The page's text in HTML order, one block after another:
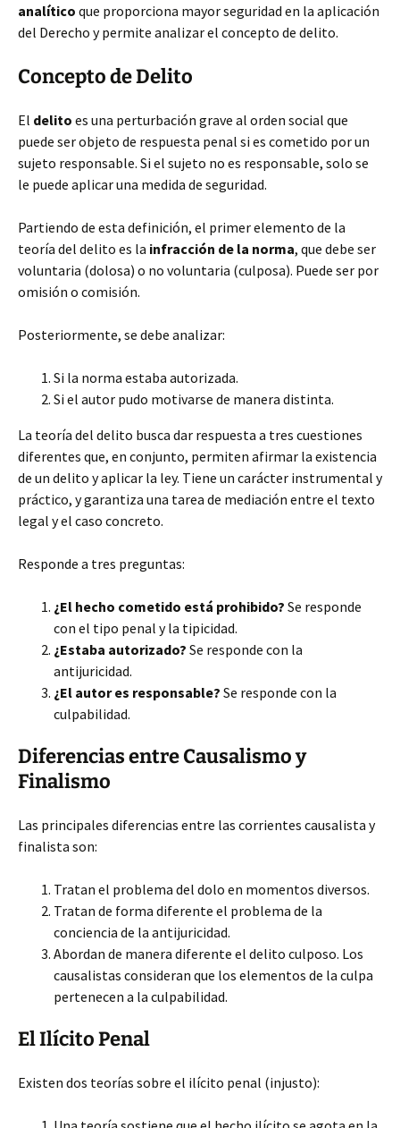
analítico que proporciona mayor seguridad en la aplicación
del Derecho y permite analizar el concepto de delito.
Concepto de Delito
El delito es una perturbación grave al orden social que
puede ser objeto de respuesta penal si es cometido por un
sujeto responsable. Si el sujeto no es responsable, solo se
le puede aplicar una medida de seguridad.
Partiendo de esta definición, el primer elemento de la
teoría del delito es la infracción de la norma, que debe ser
voluntaria (dolosa) o no voluntaria (culposa). Puede ser por
omisión o comisión.
Posteriormente, se debe analizar:
Si la norma estaba autorizada.
Si el autor pudo motivarse de manera distinta.
La teoría del delito busca dar respuesta a tres cuestiones
diferentes que, en conjunto, permiten afirmar la existencia
de un delito y aplicar la ley. Tiene un carácter instrumental y
práctico, y garantiza una tarea de mediación entre el texto
legal y el caso concreto.
Responde a tres preguntas:
¿El hecho cometido está prohibido? Se responde
con el tipo penal y la tipicidad.
¿Estaba autorizado? Se responde con la
antijuricidad.
¿El autor es responsable? Se responde con la
culpabilidad.
Diferencias entre Causalismo y
Finalismo
Las principales diferencias entre las corrientes causalista y
finalista son:
Tratan el problema del dolo en momentos diversos.
Tratan de forma diferente el problema de la
conciencia de la antijuricidad.
Abordan de manera diferente el delito culposo. Los
causalistas consideran que los elementos de la culpa
pertenecen a la culpabilidad.
El Ilícito Penal
Existen dos teorías sobre el ilícito penal (injusto):